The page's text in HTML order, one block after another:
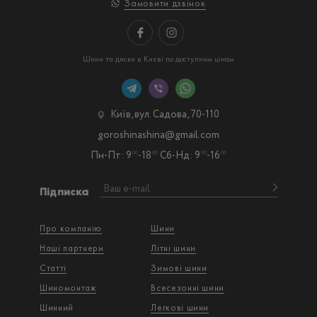
Замовити дзвінок
Шини та диски в Києві по доступним цінам
Про компанію
Наші партнери
Статті
Шиномонтаж
Шинний
Шини
Літні шини
Зимові шини
Всесезонні шини
Легкові шини
Підписка
Київ, вул. Садова, 70-110
Пн-Пт: 9 00-18 00 Сб-Нд: 9 00-16 00
goroshinashina@gmail.com